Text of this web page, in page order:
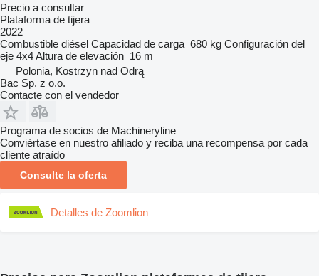
Precio a consultar
Plataforma de tijera
2022
Combustible diésel Capacidad de carga 680 kg Configuración del
eje 4x4Altura de elevación 16 m
Polonia, Kostrzyn nad Odrą
Bac Sp. z o.o.
Contacte con el vendedor
Programa de socios de Machineryline
Conviértase en nuestro afiliado y reciba una recompensa por cada
cliente atraído
Consulte la oferta
Detalles de Zoomlion